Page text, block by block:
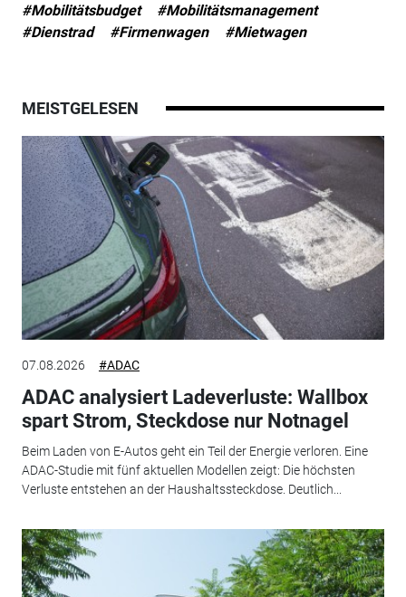
#Mobilitätsbudget
#Mobilitätsmanagement
#Dienstrad
#Firmenwagen #Mietwagen
MEISTGELESEN
07.08.2026 #ADAC
ADAC analysiert Ladeverluste: Wallbox
spart Strom, Steckdose nur Notnagel
Beim Laden von E-Autos geht ein Teil der Energie verloren. Eine
ADAC-Studie mit fünf aktuellen Modellen zeigt: Die höchsten
Verluste entstehen an der Haushaltssteckdose. Deutlich...